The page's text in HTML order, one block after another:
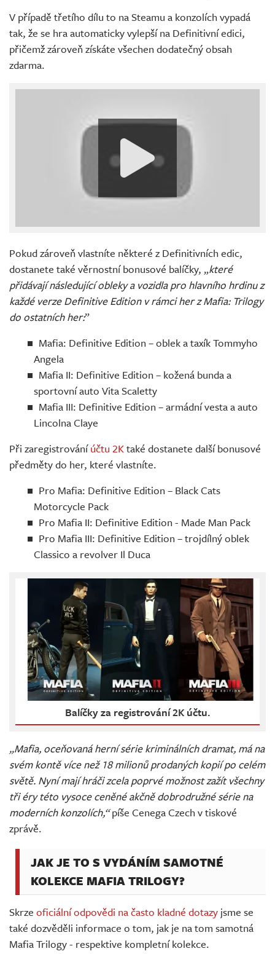
V případě třetího dílu to na Steamu a konzolích vypadá
tak, že se hra automaticky vylepší na Definitivní edici,
přičemž zároveň získáte všechen dodatečný obsah
zdarma.
Pokud zároveň vlastníte některé z Definitivních edic,
dostanete také věrnostní bonusové balíčky, „které
přidávají následující obleky a vozidla pro hlavního hrdinu z
každé verze Definitive Edition v rámci her z Mafia: Trilogy
do ostatních her:”
Mafia: Definitive Edition – oblek a taxík Tommyho
Angela
Mafia II: Definitive Edition – kožená bunda a
sportovní auto Vita Scaletty
Mafia III: Definitive Edition – armádní vesta a auto
Lincolna Claye
Při zaregistrováníúčtu 2Ktaké dostanete další bonusové
předměty do her, které vlastníte.
Pro Mafia: Definitive Edition – Black Cats
Motorcycle Pack
Pro Mafia II: Definitive Edition - Made Man Pack
Pro Mafia III: Definitive Edition – trojdílný oblek
Classico a revolver Il Duca
Balíčky za registrování 2K účtu.
„Mafia, oceňovaná herní série kriminálních dramat, má na
svém kontě více než 18 milionů prodaných kopií po celém
světě. Nyní mají hráči zcela poprvé možnost zažít všechny
tři éry této vysoce ceněné akčně dobrodružné série na
moderních konzolích,“píše Cenega Czech v tiskové
zprávě.
JAK JE TO S VYDÁNÍM SAMOTNÉ
KOLEKCE MAFIA TRILOGY?
Skrze oficiální odpovědi na často kladné dotazy jsme se
také dozvěděli informace o tom, jak je na tom samotná
Mafia Trilogy - respektive kompletní kolekce.